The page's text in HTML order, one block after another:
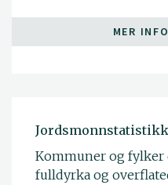
MER
Jordsmonnstatistikk
Kommuner og fylker
fulldyrka og